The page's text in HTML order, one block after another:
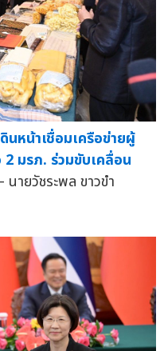
นหน้าเชื่อมเครือข่ายผู้
มรภ. ร่วมขับเคลื่อน
ายวัชระพล ขาวขำ